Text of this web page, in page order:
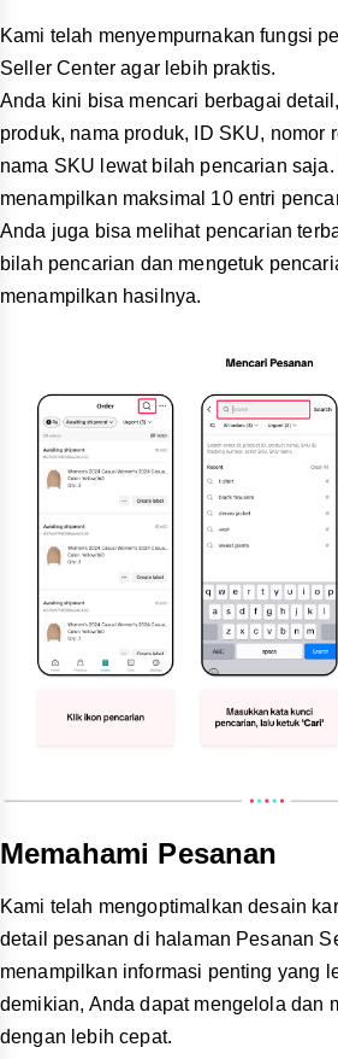
Kami telah menyempurnakan fungsi
Seller Center agar lebih praktis.
Anda kini bisa mencari berbagai
produk, nama produk, ID SKU, nomor
nama SKU lewat bilah pencarian
menampilkan maksimal 10 entri
Anda juga bisa melihat pencarian
bilah pencarian dan mengetuk
menampilkan hasilnya.
Memahami Pesanan
Kami telah mengoptimalkan desain
detail pesanan di halaman Pesanan
menampilkan informasi penting yang
demikian, Anda dapat mengelola dan
dengan lebih cepat.